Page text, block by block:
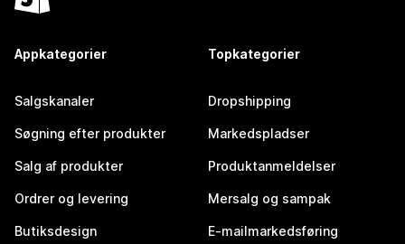
Appkategorier
Salgskanaler
Søgning efter produkter
Salg af produkter
Ordrer og levering
Butiksdesign
Topkategorier
Dropshipping
Markedspladser
Produktanmeldelser
Mersalg og sampak
E-mailmarkedsføring